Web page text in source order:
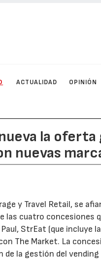
ACTUALIDAD OPINIÓN
la
nuevas
y Travel Retail, se
las cuatro concesiones
StrEat (que incluye
The Market. La
la gestión del